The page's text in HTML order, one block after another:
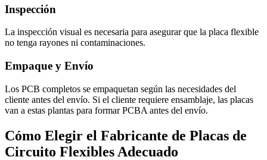
Inspección
La inspección visual es necesaria para asegurar que la placa flexible
no tenga rayones ni contaminaciones.
Empaque y Envío
Los PCB completos se empaquetan según las necesidades del
cliente antes del envío. Si el cliente requiere ensamblaje, las placas
van a estas plantas para formar PCBA antes del envío.
Cómo Elegir el Fabricante de Placas de
Circuito Flexibles Adecuado